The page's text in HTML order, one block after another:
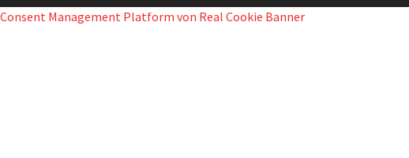
Consent Management Platform von Real Cookie Banner